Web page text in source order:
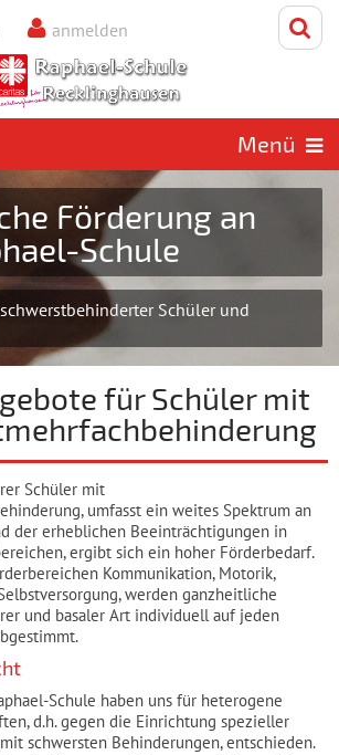
anmelden
Menü
Freitag, 7. August 2026
Förderung an
Schule
Schüler und
für Schüler mit
Schüler mit
umfasst ein weites Spektrum an
der erheblichen Beeinträchtigungen in
ergibt sich ein hoher Förderbedarf.
Kommunikation, Motorik,
werden ganzheitliche
und basaler Art individuell auf jeden
Schule haben uns für heterogene
d.h. gegen die Einrichtung spezieller
schwersten Behinderungen, entschieden.